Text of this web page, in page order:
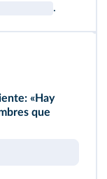
.
«Hay
que